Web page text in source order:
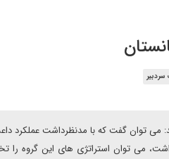
سردبیر
می توان گفت که با مدنظرداشت عملکرد
می توان استراتژی های این گروه